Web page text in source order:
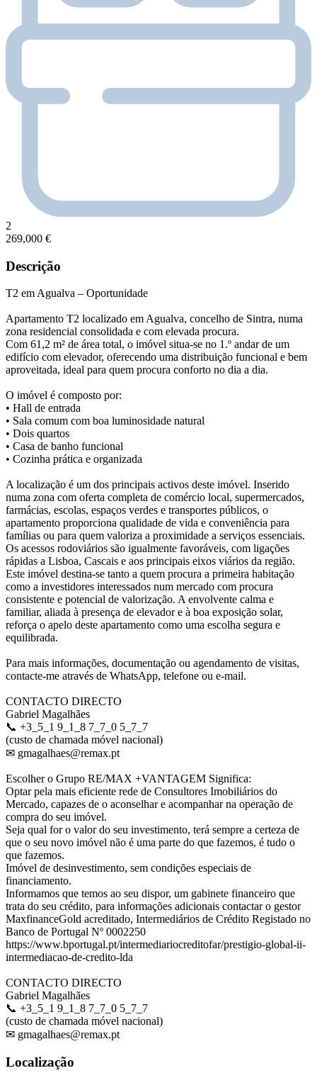
2
269,000 €
Descrição
T2 em Agualva – Oportunidade
Apartamento T2 localizado em Agualva, concelho de Sintra, numa
zona residencial consolidada e com elevada procura.
Com 61,2 m² de área total, o imóvel situa-se no 1.º andar de um
edifício com elevador, oferecendo uma distribuição funcional e bem
aproveitada, ideal para quem procura conforto no dia a dia.
O imóvel é composto por:
• Hall de entrada
• Sala comum com boa luminosidade natural
• Dois quartos
• Casa de banho funcional
• Cozinha prática e organizada
A localização é um dos principais activos deste imóvel. Inserido
numa zona com oferta completa de comércio local, supermercados,
farmácias, escolas, espaços verdes e transportes públicos, o
apartamento proporciona qualidade de vida e conveniência para
famílias ou para quem valoriza a proximidade a serviços essenciais.
Os acessos rodoviários são igualmente favoráveis, com ligações
rápidas a Lisboa, Cascais e aos principais eixos viários da região.
Este imóvel destina-se tanto a quem procura a primeira habitação
como a investidores interessados num mercado com procura
consistente e potencial de valorização. A envolvente calma e
familiar, aliada à presença de elevador e à boa exposição solar,
reforça o apelo deste apartamento como uma escolha segura e
equilibrada.
Para mais informações, documentação ou agendamento de visitas,
contacte-me através de WhatsApp, telefone ou e-mail.
CONTACTO DIRECTO
Gabriel Magalhães
📞 +3_5_1 9_1_8 7_7_0 5_7_7
(custo de chamada móvel nacional)
✉ gmagalhaes@remax.pt
Escolher o Grupo RE/MAX +VANTAGEM Significa:
Optar pela mais eficiente rede de Consultores Imobiliários do
Mercado, capazes de o aconselhar e acompanhar na operação de
compra do seu imóvel.
Seja qual for o valor do seu investimento, terá sempre a certeza de
que o seu novo imóvel não é uma parte do que fazemos, é tudo o
que fazemos.
Imóvel de desinvestimento, sem condições especiais de
financiamento.
Informamos que temos ao seu dispor, um gabinete financeiro que
trata do seu crédito, para informações adicionais contactar o gestor
MaxfinanceGold acreditado, Intermediários de Crédito Registado no
Banco de Portugal Nº 0002250
https://www.bportugal.pt/intermediariocreditofar/prestigio-global-ii-
intermediacao-de-credito-lda
CONTACTO DIRECTO
Gabriel Magalhães
📞 +3_5_1 9_1_8 7_7_0 5_7_7
(custo de chamada móvel nacional)
✉ gmagalhaes@remax.pt
Localização